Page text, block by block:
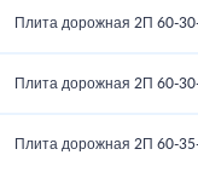
Плита дорожная 2П 60-
Плита дорожная 2П 60-
Плита дорожная 2П 60-